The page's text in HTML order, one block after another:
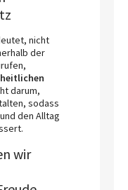
nicht
der
darum,
sodass
den Alltag
wir